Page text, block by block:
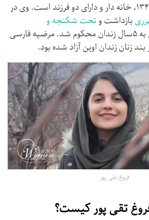
مرضیه فارسی متولد ۱۳۴۴، خانه دار و دارای دو فرزند است. وی در
بازداشت وتحت شکنجه و
قرار گرفت. وی به ۵سال زندان محکوم شد. مرضیه فارسی
فروغ تقی پور
تقی پور کیست؟